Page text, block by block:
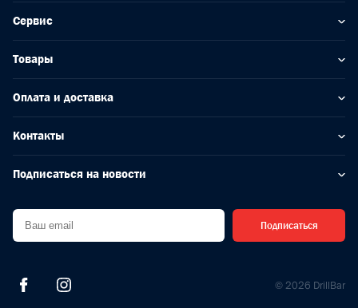
Сервис
Товары
Оплата и доставка
Контакты
Подписаться на новости
Подписаться
© 2026 DrillBar